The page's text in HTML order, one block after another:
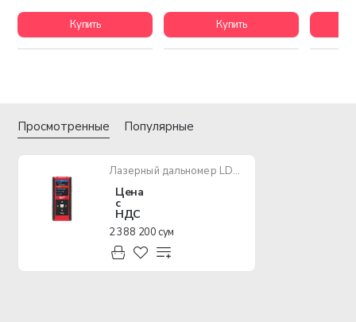
Купить Купить
Просмотренные Популярные
Лазерный дальномер LDM 100
Цена
с
НДС
2 388 200 сум